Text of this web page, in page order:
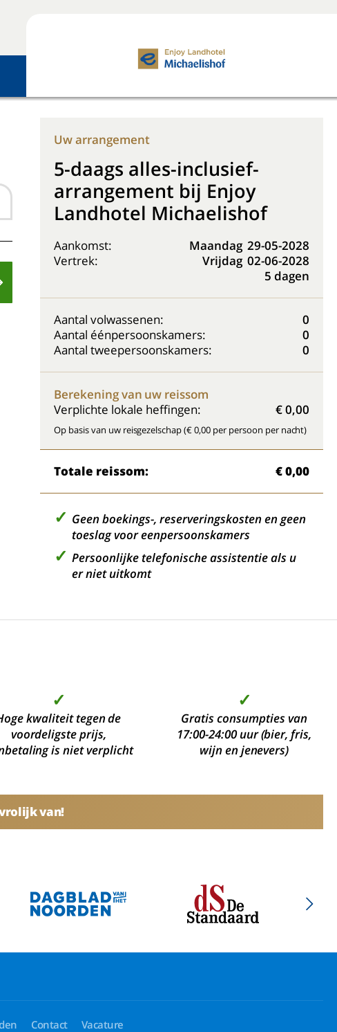
Uw arrangement
5-daags alles-inclusief-
arrangement bij Enjoy
Landhotel Michaelishof
Aankomst: Maandag 29-05-2028
Vertrek:
Vrijdag 02-06-2028
5 dagen
Aantal volwassenen:
0
Aantal éénpersoonskamers:
0
Aantal tweepersoonskamers:
0
Berekening van uw reissom
Verplichte lokale heffingen:
€ 0,00
Op basis van uw reisgezelschap (€ 0,00 per persoon per nacht)
Totale reissom: € 0,00
Geen boekings-, reserveringskosten en geen
toeslag voor eenpersoonskamers
Persoonlijke telefonische assistentie als u
er niet uitkomt
✓
kwaliteit tegen de
voordeligste prijs,
is niet verplicht
✓
Gratis consumpties van
17:00-24:00 uur (bier, fris,
wijn en jenevers)
van!
Contact Vacature